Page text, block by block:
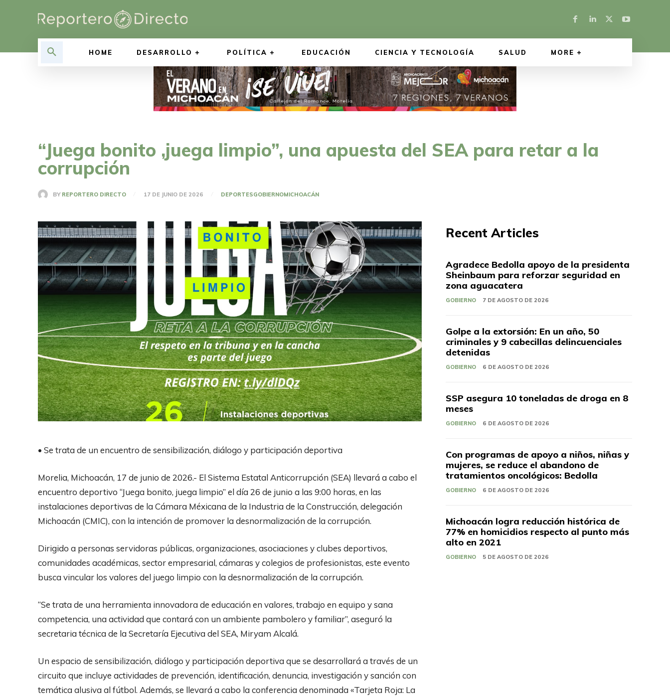
HOME DESARROLLO POLÍTICA EDUCACIÓN CIENCIA Y TECNOLOGÍA SALUD MORE
“Juega bonito ,juega limpio”, una apuesta del SEA para retar a la
corrupción
BY REPORTERO DIRECTO 17 DE JUNIO DE 2026 DEPORTESGOBIERNOMICHOACÁN
• Se trata de un encuentro de sensibilización, diálogo y participación deportiva
Morelia, Michoacán, 17 de junio de 2026.- El Sistema Estatal Anticorrupción (SEA) llevará a cabo el
encuentro deportivo “Juega bonito, juega limpio” el día 26 de junio a las 9:00 horas, en las
instalaciones deportivas de la Cámara Méxicana de la Industria de la Construcción, delegación
Michoacán (CMIC), con la intención de promover la desnormalización de la corrupción.
Dirigido a personas servidoras públicas, organizaciones, asociaciones y clubes deportivos,
comunidades académicas, sector empresarial, cámaras y colegios de profesionistas, este evento
busca vincular los valores del juego limpio con la desnormalización de la corrupción.
“Se trata de una herramienta innovadora de educación en valores, trabajo en equipo y sana
competencia, una actividad que contará con un ambiente pambolero y familiar”, aseguró la
secretaria técnica de la Secretaría Ejecutiva del SEA, Miryam Alcalá.
Un espacio de sensibilización, diálogo y participación deportiva que se desarrollará a través de un
circuito que incluye actividades de prevención, identificación, denuncia, investigación y sanción con
temática alusiva al fútbol. Además, se llevará a cabo la conferencia denominada «Tarjeta Roja: La
Recent Articles
Agradece Bedolla apoyo de la presidenta
Sheinbaum para reforzar seguridad en
zona aguacatera
GOBIERNO 7 DE AGOSTO DE 2026
Golpe a la extorsión: En un año, 50
criminales y 9 cabecillas delincuenciales
detenidas
GOBIERNO 6 DE AGOSTO DE 2026
SSP asegura 10 toneladas de droga en 8
meses
GOBIERNO 6 DE AGOSTO DE 2026
Con programas de apoyo a niños, niñas y
mujeres, se reduce el abandono de
tratamientos oncológicos: Bedolla
GOBIERNO 6 DE AGOSTO DE 2026
Michoacán logra reducción histórica de
77% en homicidios respecto al punto más
alto en 2021
GOBIERNO 5 DE AGOSTO DE 2026